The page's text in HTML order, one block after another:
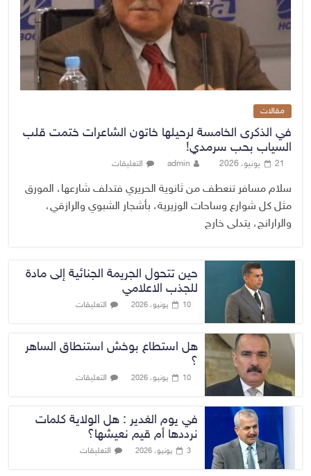
مقالات
في الذكرى الخامسة لرحيلها خاتون الشاعرات ختمت قلب
السياب بحب سرمدي!
21 يونيو، 2026 admin التعليقات
سلام مسافر تنعطف من ثانوية الحريري فتدلف شارعها، المورق
مثل كل شوارع وساحات الوزيرية، بأشجار الشبوي والرازقي،
والرارانج، يتدلى خارج
حين تتحول الجريمة الجنائية إلى مادة
للجذب الاعلامي
10 يونيو، 2026 التعليقات
هل استطاع بوخش استنطاق الساهر
؟
10 يونيو، 2026 التعليقات
في يوم الغدير : هل الولاية كلمات
نرددها أم قيم نعيشها؟
3 يونيو، 2026 التعليقات